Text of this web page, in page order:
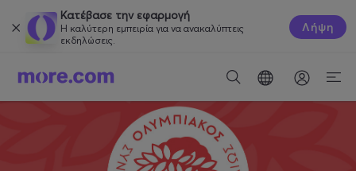
Κατέβασε την εφαρμογή
Η καλύτερη εμπειρία για να ανακαλύπτεις
εκδηλώσεις.
Λήψη